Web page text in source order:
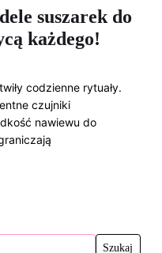
suszarek do
każdego!
codzienne rytuały.
czujniki
nawiewu do